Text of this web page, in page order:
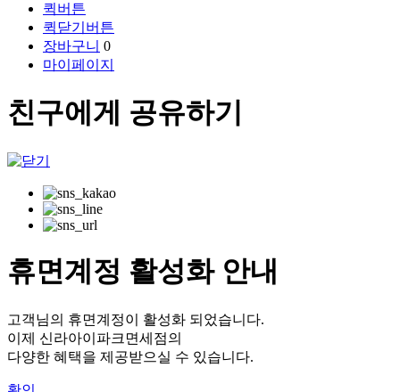
퀵버튼
퀵닫기버튼
장바구니 0
마이페이지
친구에게 공유하기
휴면계정 활성화 안내
고객님의 휴면계정이 활성화 되었습니다.
이제 신라아이파크면세점의
다양한 혜택을 제공받으실 수 있습니다.